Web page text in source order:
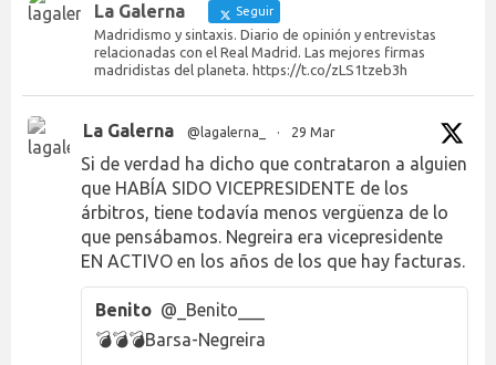
La Galerna Seguir
Madridismo y sintaxis. Diario de opinión y entrevistas
relacionadas con el Real Madrid. Las mejores firmas
madridistas del planeta. https://t.co/zLS1tzeb3h
La Galerna @lagalerna_ · 29 Mar
Si de verdad ha dicho que contrataron a alguien
que HABÍA SIDO VICEPRESIDENTE de los
árbitros, tiene todavía menos vergüenza de lo
que pensábamos. Negreira era vicepresidente
EN ACTIVO en los años de los que hay facturas.
Benito @_Benito___
💣💣💣Barsa-Negreira